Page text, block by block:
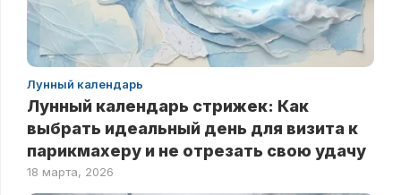
Лунный календарь
Лунный календарь стрижек: Как
выбрать идеальный день для визита к
парикмахеру и не отрезать свою удачу
18 марта, 2026